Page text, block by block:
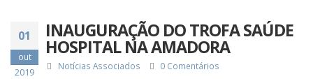
01
out
2019
INAUGURAÇÃO DO TROFA SAÚDE
HOSPITAL NA AMADORA
Notícias Associados 0 Comentários